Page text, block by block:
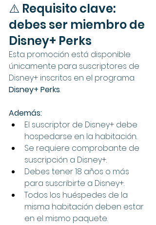
⚠️ Requisito clave:
debes ser miembro de
Disney+ Perks
Esta promoción está disponible
únicamente para suscriptores de
Disney+ inscritos en el programa
Disney+ Perks.
Además:
El suscriptor de Disney+ debe
hospedarse en la habitación.
Se requiere comprobante de
suscripción a Disney+.
Debes tener 18 años o más
para suscribirte a Disney+.
Todos los huéspedes de la
misma habitación deben estar
en el mismo paquete.